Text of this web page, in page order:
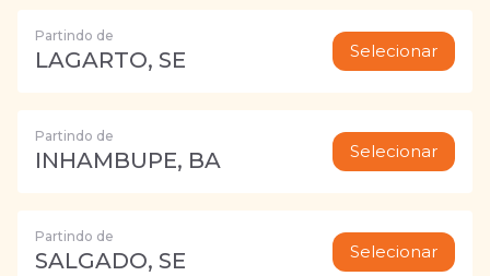
Partindo de
LAGARTO, SE Selecionar
Partindo de
INHAMBUPE, BA Selecionar
Partindo de
SALGADO, SE Selecionar